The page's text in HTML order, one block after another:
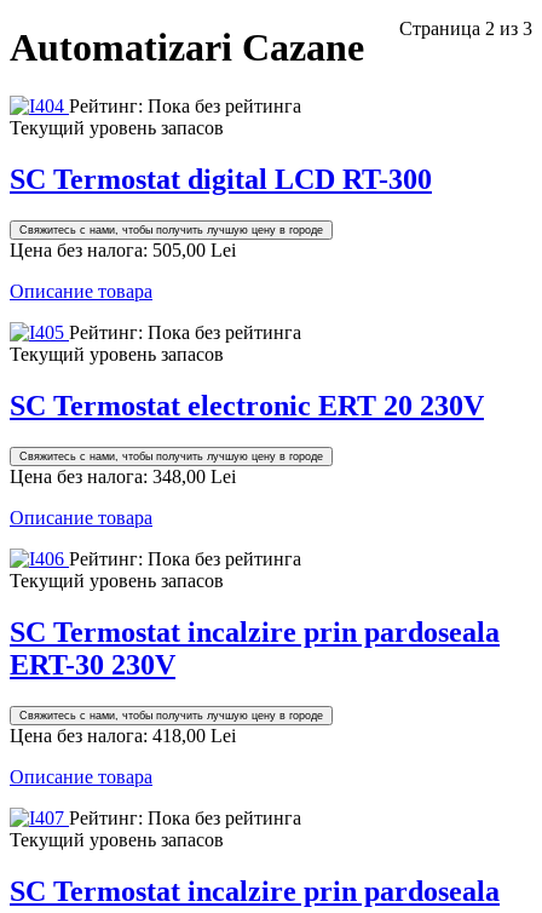
Страница 2 из 3
Automatizari Cazane
Рейтинг: Пока без рейтинга
Текущий уровень запасов
SC Termostat digital LCD RT-300
Свяжитесь с нами, чтобы получить лучшую цену в городе
Цена без налога: 505,00 Lei
Описание товара
Рейтинг: Пока без рейтинга
Текущий уровень запасов
SC Termostat electronic ERT 20 230V
Свяжитесь с нами, чтобы получить лучшую цену в городе
Цена без налога: 348,00 Lei
Описание товара
Рейтинг: Пока без рейтинга
Текущий уровень запасов
SC Termostat incalzire prin pardoseala
ERT-30 230V
Свяжитесь с нами, чтобы получить лучшую цену в городе
Цена без налога: 418,00 Lei
Описание товара
Рейтинг: Пока без рейтинга
Текущий уровень запасов
SC Termostat incalzire prin pardoseala